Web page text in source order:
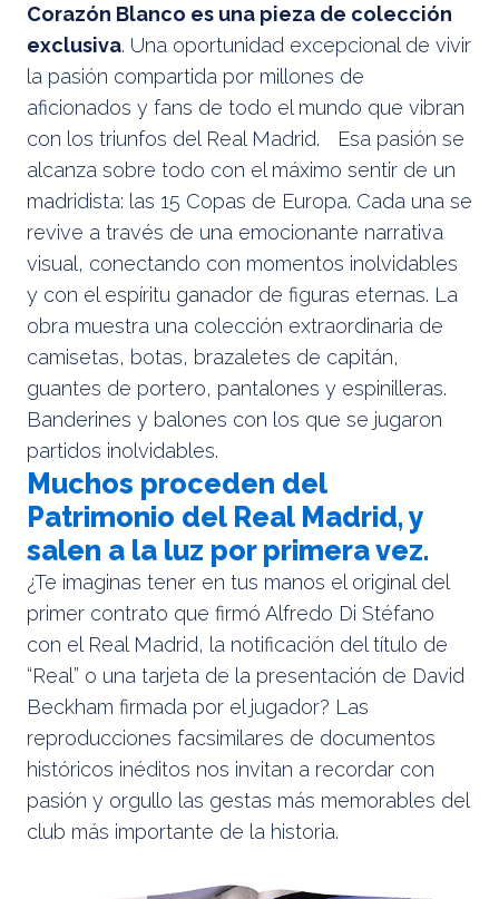
Corazón Blanco es una pieza de colección
exclusiva. Una oportunidad excepcional de vivir
la pasión compartida por millones de
aficionados y fans de todo el mundo que vibran
con los triunfos del Real Madrid. Esa pasión se
alcanza sobre todo con el máximo sentir de un
madridista: las 15 Copas de Europa. Cada una se
revive a través de una emocionante narrativa
visual, conectando con momentos inolvidables
y con el espíritu ganador de figuras eternas. La
obra muestra una colección extraordinaria de
camisetas, botas, brazaletes de capitán,
guantes de portero, pantalones y espinilleras.
Banderines y balones con los que se jugaron
partidos inolvidables.
Muchos proceden del
Patrimonio del Real Madrid, y
salen a la luz por primera vez.
¿Te imaginas tener en tus manos el original del
primer contrato que firmó Alfredo Di Stéfano
con el Real Madrid, la notificación del título de
“Real” o una tarjeta de la presentación de David
Beckham firmada por el jugador? Las
reproducciones facsimilares de documentos
históricos inéditos nos invitan a recordar con
pasión y orgullo las gestas más memorables del
club más importante de la historia.